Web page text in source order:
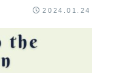
2024.01.24